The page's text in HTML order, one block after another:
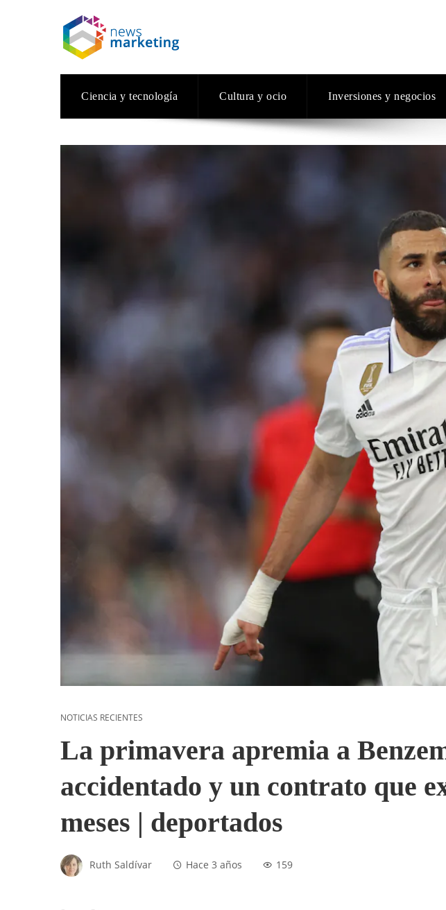
Ciencia y tecnología Cultura y ocio Inversiones y negocios
NOTICIAS RECIENTES
La primavera apremia a
accidentado y un contrato que
meses | deportados
Ruth Saldívar Hace 3 años 159